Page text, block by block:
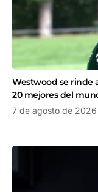
Westwood se rinde
20 mejores del
7 de agosto de 2026